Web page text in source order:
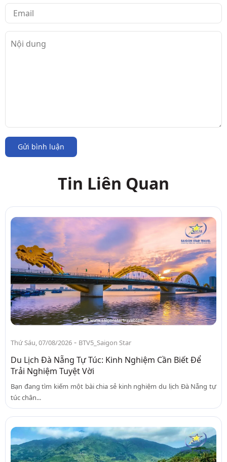
Gửi bình luận
Tin Liên Quan
Thứ Sáu, 07/08/2026 - BTV5_Saigon Star
Du Lịch Đà Nẵng Tự Túc: Kinh Nghiệm Cần Biết Để
Trải Nghiệm Tuyệt Vời
Bạn đang tìm kiếm một bài chia sẻ kinh nghiệm du lịch Đà Nẵng tự
túc chân...